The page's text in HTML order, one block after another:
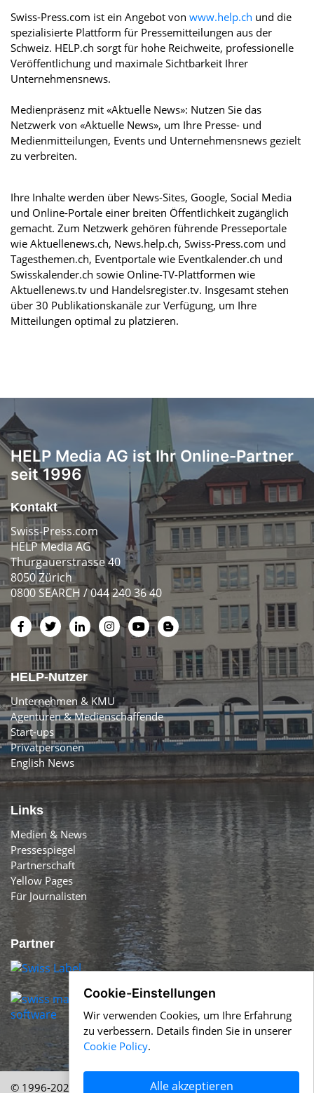
Swiss-Press.com ist ein Angebot von www.help.ch und die
spezialisierte Plattform für Pressemitteilungen aus der
Schweiz. HELP.ch sorgt für hohe Reichweite, professionelle
Veröffentlichung und maximale Sichtbarkeit Ihrer
Unternehmensnews.
Medienpräsenz mit «Aktuelle News»: Nutzen Sie das
Netzwerk von «Aktuelle News», um Ihre Presse- und
Medienmitteilungen, Events und Unternehmensnews gezielt
zu verbreiten.
Ihre Inhalte werden über News-Sites, Google, Social Media
und Online-Portale einer breiten Öffentlichkeit zugänglich
gemacht. Zum Netzwerk gehören führende Presseportale
wie Aktuellenews.ch, News.help.ch, Swiss-Press.com und
Tagesthemen.ch, Eventportale wie Eventkalender.ch und
Swisskalender.ch sowie Online-TV-Plattformen wie
Aktuellenews.tv und Handelsregister.tv. Insgesamt stehen
über 30 Publikationskanäle zur Verfügung, um Ihre
Mitteilungen optimal zu platzieren.
HELP Media AG ist Ihr Online-Partner
seit 1996
Kontakt
Swiss-Press.com
HELP Media AG
Thurgauerstrasse 40
8050 Zürich
0800 SEARCH / 044 240 36 40
HELP-Nutzer
Unternehmen & KMU
Agenturen & Medienschaffende
Start-ups
Privatpersonen
English News
Links
Medien & News
Pressespiegel
Partnerschaft
Yellow Pages
Für Journalisten
Partner
© 1996-2026 Swiss-Press.com & Help.ch Über uns
Cookie-Einstellungen
Wir verwenden Cookies, um Ihre Erfahrung
zu verbessern. Details finden Sie in unserer
Cookie Policy.
Alle akzeptieren